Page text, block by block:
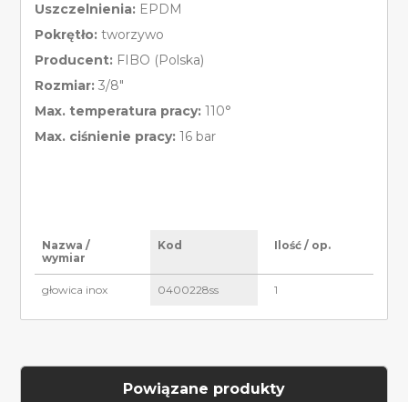
Uszczelnienia: EPDM
Pokrętło: tworzywo
Producent: FIBO (Polska)
Rozmiar: 3/8″
Max. temperatura pracy: 110°
Max. ciśnienie pracy: 16 bar
Nazwa /
wymiar
Kod Ilość / op.
głowica inox 0400228ss 1
Powiązane produkty